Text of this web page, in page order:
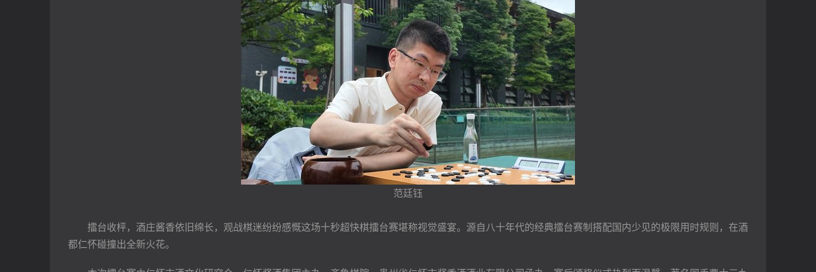
范廷钰
擂台收枰，酒庄酱香依旧绵长，观战棋迷纷纷感慨这场十秒超快棋擂台赛堪称视觉盛宴。源自八十年代的经典擂台赛制搭配国内少见的极限用时规则，在酒
都仁怀碰撞出全新火花。